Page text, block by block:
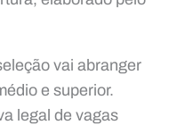
vai abranger
e superior.
legal de vagas